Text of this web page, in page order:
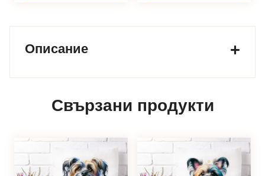
Описание
Свързани продукти